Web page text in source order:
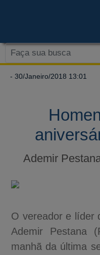
- 30/Janeiro/2018 13:01
Ademir
O vereador e líder
Ademir Pestana
manhã da última